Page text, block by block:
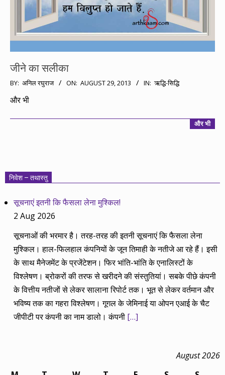
जीने का सलीका
2013-
08-
BY: अनिल रघुराज ON: AUGUST 29, 2013 IN: ऋद्धि-सिद्धि
और भी
और भी
निवेश – तथास्तु
सूचनाएं इतनी कि फैसला लेना मुश्किल!
2 Aug 2026
सूचनाओं की भरमार है। तरह-तरह की इतनी सूचनाएं कि फैसला लेना
मुश्किल। हाल-फिलहाल कंपनियों के जून तिमाही के नतीजे आ रहे हैं। इसी
के साथ मैनेजमेंट के प्रजेंटेशन। फिर भांति-भांति के एनालिस्टों के
विश्लेषण। ब्रोकरों की तरफ से खरीदने की संस्तुतियां। सबके पीछे कंपनी
के वित्तीय नतीजों से लेकर सालाना रिपोर्ट तक। भूत से लेकर वर्तमान और
भविष्य तक का गहरा विश्लेषण। गूगल के जेमिनाई या ओपन एआई के चैट
जीपीटी पर कंपनी का नाम डालो। कंपनी […]
August 2026